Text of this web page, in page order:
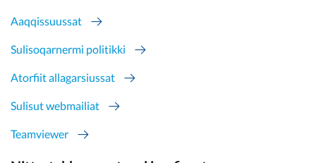
Aaqqissuussat
Sulisoqarnermi politikki
Atorfiit allagarsiussat
Sulisut webmailiat
Teamviewer